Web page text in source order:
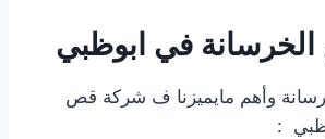
في ابوظبي
وأهم مايميزنا ف شركة قص
: